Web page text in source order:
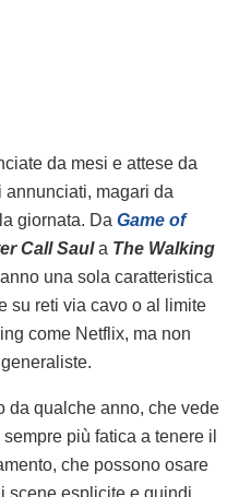
da mesi e attese da
magari da
giornata. Da Game of
Call Saula The Walking
una sola caratteristica
su reti via cavo o al limite
come Netflix, ma non
da qualche anno, che vede
più fatica a tenere il
che possono osare